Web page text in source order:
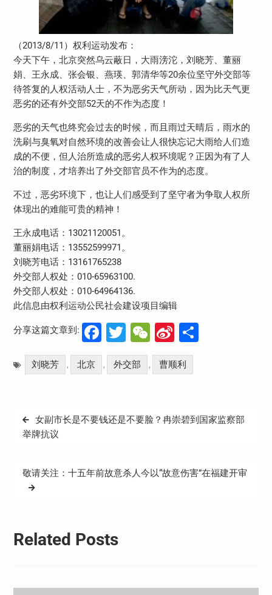
（2013/8/11）权利运动发布：
今天下午，北京突然乌云蔽日，大雨滂沱，刘晓芳、董丽
娟、王永成、张会银、燕瑛、郭清华等20余位坚守外交部等
待答复的人权活动人士，不为恶劣天气所动，因为比天气更
恶劣的还有外交部52天的不作为态度！
恶劣的天气也终究会过去的时候，而且雨过天晴后，雨水的
洗刷与臭氧对自然环境的改善会让人很快忘记大雨给人们造
成的不便，但人治所造成的恶劣人权环境呢？正因为有了人
治的制度，才培养出了外交部官员不作为的态度。
不过，恶劣环境下，也让人们感受到了坚守者为争取人权所
体现出的难能可贵的精神！
王永成电话：13021120051。
董丽娟电话：13552599971。
刘晓芳电话：13161765238
外交部人权处：010-65963100.
外交部人权处：010-64964136.
此信息由权利运动公民社会建设项目编辑
分享这篇文章到: Facebook
Twitter
WeChat
Sina
Weibo
分
刘晓芳 , 北京 , 外交部 , 曹顺利
文
章
航
女副市长是不要钱还是不要脸？冉崇碧到国家监察部
举牌抗议
敬请关注：十五年前故意杀人今以“故意伤害”在福建开审
Related Posts